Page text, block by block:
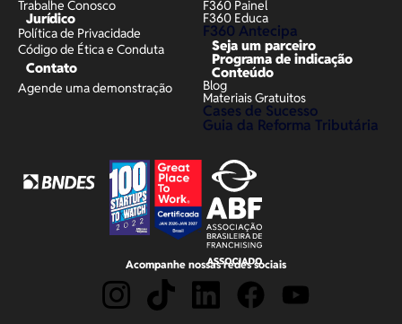
Trabalhe Conosco
Jurídico
Política de Privacidade
Código de Ética e Conduta
Contato
Agende uma demonstração
F360 Painel
F360 Educa
F360 Antecipa
Seja um parceiro
Programa de indicação
Conteúdo
Blog
Materiais Gratuitos
Cases de Sucesso
Guia da Reforma Tributária
Acompanhe nossas redes sociais